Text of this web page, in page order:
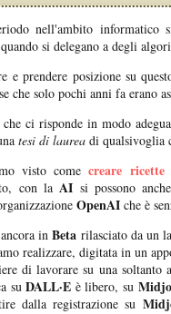
nell'ambito informatico
si delegano a degli
prendere posizione su
che solo pochi anni fa erano
ci risponde in modo
tesi di laurea di qualsivoglia
visto comecreare
con la AI si possono anche
OpenAI che è
in Beta rilasciato da un
realizzare, digitata in un
di lavorare su una soltanto
suDALL·E è libero, su
dalla registrazione su